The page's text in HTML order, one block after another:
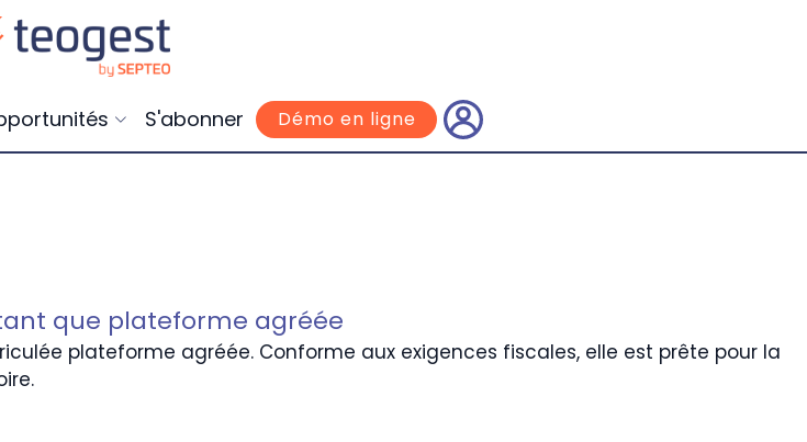
S'abonner Démo en ligne
que plateforme agréée
plateforme agréée. Conforme aux exigences fiscales, elle est prête pour la